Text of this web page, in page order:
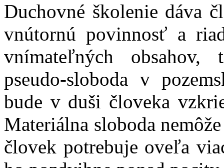
Duchovné školenie dáva
vnútornú povinnosť a
vnímateľných obsahov,
pseudo-sloboda v
bude v duši človeka
Materiálna sloboda
človek potrebuje oveľa